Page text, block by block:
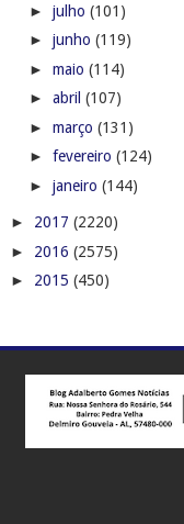
► julho (101)
► junho (119)
► maio (114)
► abril (107)
► março (131)
► fevereiro (124)
► janeiro (144)
► 2017 (2220)
► 2016 (2575)
► 2015 (450)